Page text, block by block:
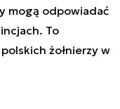
mogą odpowiadać
To
żołnierzy w